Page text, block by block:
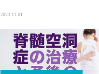
2023.11.01